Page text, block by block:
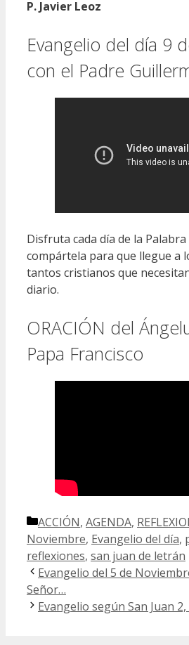
P. Javier Leoz
Evangelio del día 9
con el Padre
Disfruta cada día de la
compártela para que llegue a
tantos cristianos que
diario.
ORACIÓN del
Papa Francisco
Categorías
ACCIÓN, AGENDA,
Noviembre, Evangelio del día,
reflexiones, san juan de letrán
Evangelio del 5 de
Señor…
Evangelio según San Juan 2,